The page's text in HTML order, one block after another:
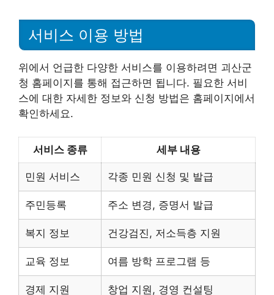
서비스 이용 방법
위에서 언급한 다양한 서비스를 이용하려면 괴산군
청 홈페이지를 통해 접근하면 됩니다. 필요한 서비
스에 대한 자세한 정보와 신청 방법은 홈페이지에서
확인하세요.
서비스 종류 세부 내용
민원 서비스 각종 민원 신청 및 발급
주민등록 주소 변경, 증명서 발급
복지 정보 건강검진, 저소득층 지원
교육 정보 여름 방학 프로그램 등
경제 지원 창업 지원, 경영 컨설팅